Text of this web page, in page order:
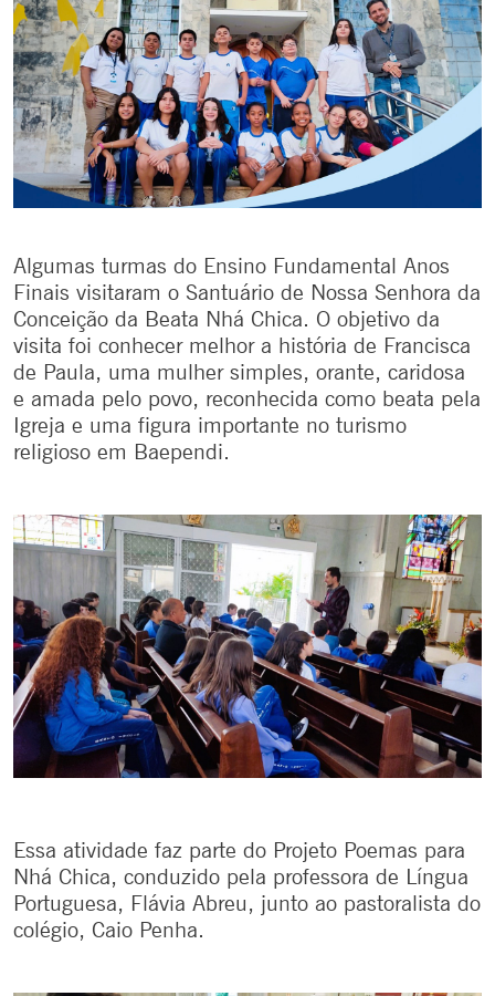
Algumas turmas do Ensino Fundamental Anos
Finais visitaram o Santuário de Nossa Senhora da
Conceição da Beata Nhá Chica. O objetivo da
visita foi conhecer melhor a história de Francisca
de Paula, uma mulher simples, orante, caridosa
e amada pelo povo, reconhecida como beata pela
Igreja e uma figura importante no turismo
religioso em Baependi.
Essa atividade faz parte do Projeto Poemas para
Nhá Chica, conduzido pela professora de Língua
Portuguesa, Flávia Abreu, junto ao pastoralista do
colégio, Caio Penha.